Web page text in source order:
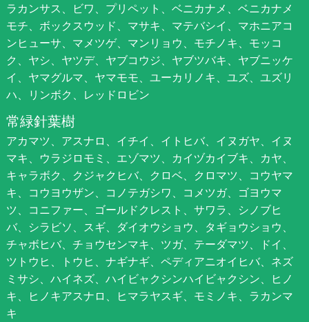
ラカンサス、ビワ、プリペット、ベニカナメ、ベニカナメ
モチ、ボックスウッド、マサキ、マテバシイ、マホニアコ
ンヒューサ、マメツゲ、マンリョウ、モチノキ、モッコ
ク、ヤシ、ヤツデ、ヤブコウジ、ヤブツバキ、ヤブニッケ
イ、ヤマグルマ、ヤマモモ、ユーカリノキ、ユズ、ユズリ
ハ、リンボク、レッドロビン
常緑針葉樹
アカマツ、アスナロ、イチイ、イトヒバ、イヌガヤ、イヌ
マキ、ウラジロモミ、エゾマツ、カイヅカイブキ、カヤ、
キャラボク、クジャクヒバ、クロベ、クロマツ、コウヤマ
キ、コウヨウザン、コノテガシワ、コメツガ、ゴヨウマ
ツ、コニファー、ゴールドクレスト、サワラ、シノブヒ
バ、シラビソ、スギ、ダイオウショウ、タギョウショウ、
チャボヒバ、チョウセンマキ、ツガ、テーダマツ、ドイ、
ツトウヒ、トウヒ、ナギナギ、ペディアニオイヒバ、ネズ
ミサシ、ハイネズ、ハイビャクシンハイビャクシン、ヒノ
キ、ヒノキアスナロ、ヒマラヤスギ、モミノキ、ラカンマ
キ